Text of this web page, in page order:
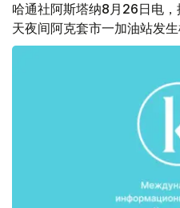
哈通社阿斯塔纳8月26日电
天夜间阿克套市一加油站发生